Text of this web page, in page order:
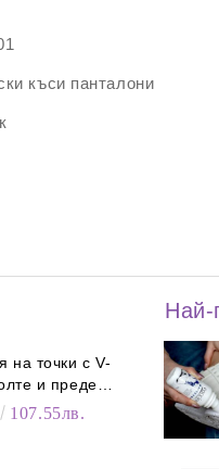
къси панталони
на точки с V-
и преден
107.55лв.
Най-